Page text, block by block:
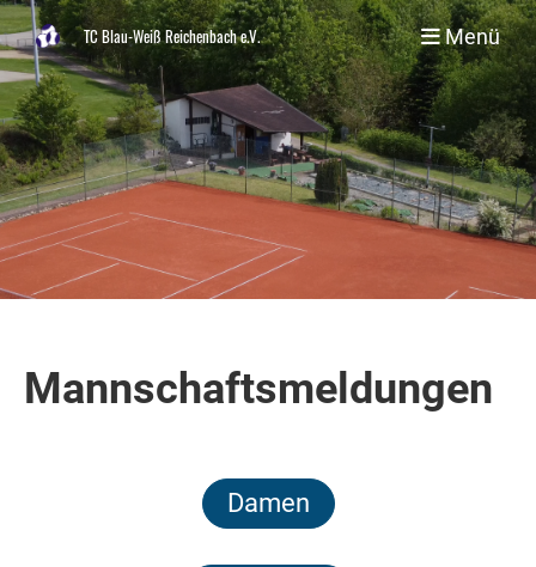
TC Blau-Weiß Reichenbach e.V. Menü
Mannschaftsmeldungen
Damen